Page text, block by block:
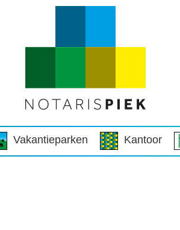
Vakantieparken Kantoor